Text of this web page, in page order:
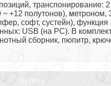
транспонирование: 2
+12 полутонов), метроном,
софт, сустейн), функция
USB (на PC). В
сборник, пюпитр,
Купить